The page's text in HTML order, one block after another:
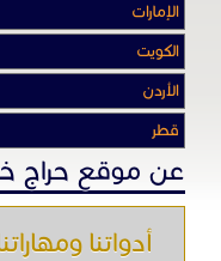
عن موقع حراج
أدواتنا